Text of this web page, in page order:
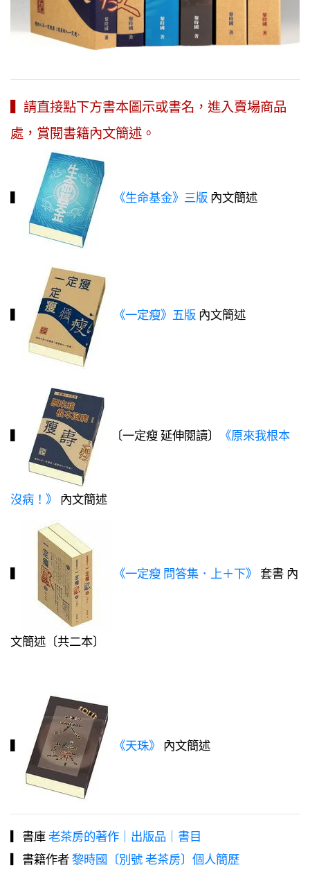
▍請直接點下方書本圖示或書名，進入賣場商品
處，賞閱書籍內文簡述。
《生命基金》三版 內文簡述
《一定瘦》五版 內文簡述
〔一定瘦 延伸閱讀〕 《原來我根本
沒病！》 內文簡述
《一定瘦 問答集．上＋下》 套書 內
文簡述〔共二本〕
《天珠》 內文簡述
▎書庫 老茶房的著作｜出版品｜書目
▎書籍作者 黎時國〔別號 老茶房〕個人簡歷